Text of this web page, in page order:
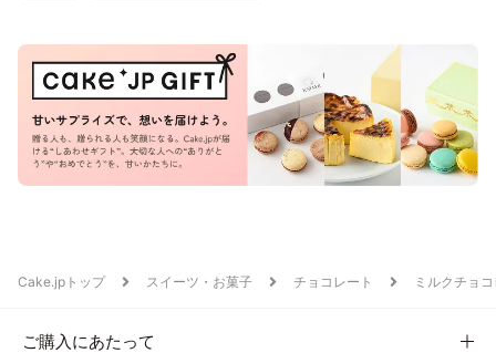
Cake.jpトップ スイーツ・お菓子 チョコレート ミルクチョ
ご購入にあたって